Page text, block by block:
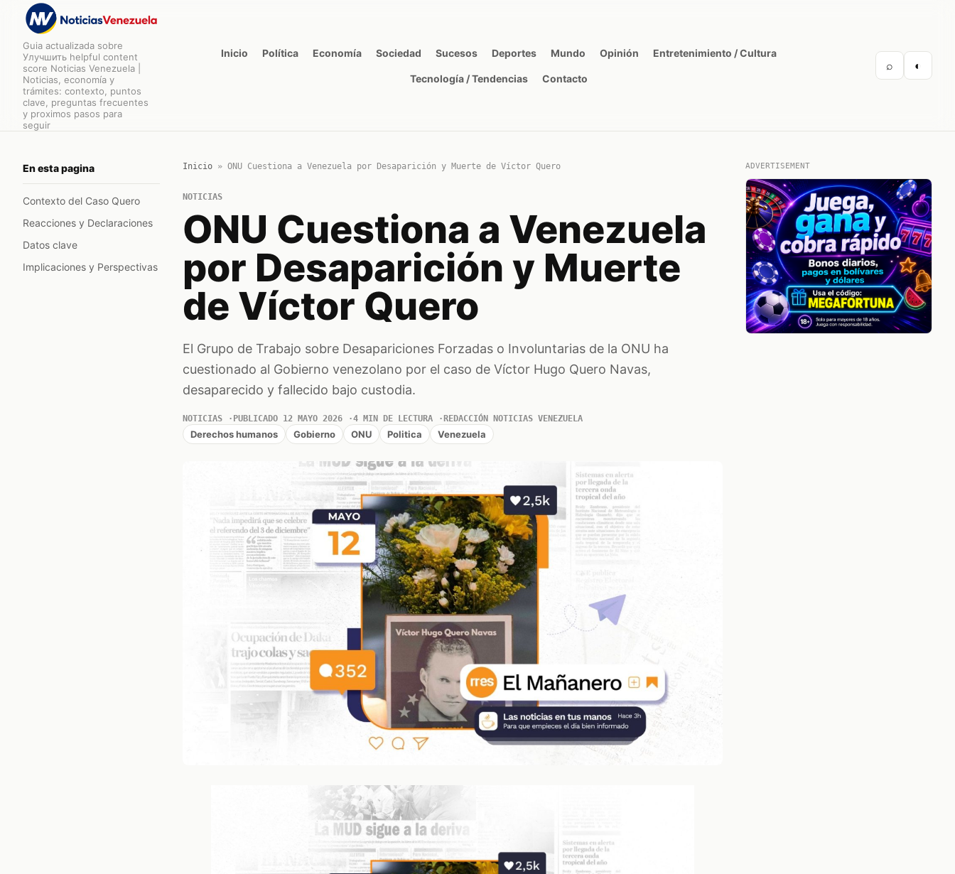
Guia actualizada sobre
Улучшить helpful content
score Noticias Venezuela |
Noticias, economía y
trámites: contexto, puntos
clave, preguntas frecuentes
y proximos pasos para
seguir
Inicio Política Economía Sociedad Sucesos Deportes Mundo Opinión Entretenimiento / Cultura
Tecnología / Tendencias Contacto
⌕ ◐
En esta pagina
Contexto del Caso Quero
Reacciones y Declaraciones
Datos clave
Implicaciones y Perspectivas
Inicio» ONU Cuestiona a Venezuela por Desaparición y Muerte de Víctor Quero
NOTICIAS
ONU Cuestiona a Venezuela
por Desaparición y Muerte
de Víctor Quero
El Grupo de Trabajo sobre Desapariciones Forzadas o Involuntarias de la ONU ha
cuestionado al Gobierno venezolano por el caso de Víctor Hugo Quero Navas,
desaparecido y fallecido bajo custodia.
NOTICIAS PUBLICADO 12 MAYO 2026 4 MIN DE LECTURA REDACCIÓN NOTICIAS VENEZUELA
Derechos humanos Gobierno ONU Politica Venezuela
ADVERTISEMENT